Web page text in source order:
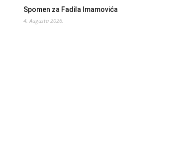
Spomen za Fadila Imamovića
4. Augusta 2026.